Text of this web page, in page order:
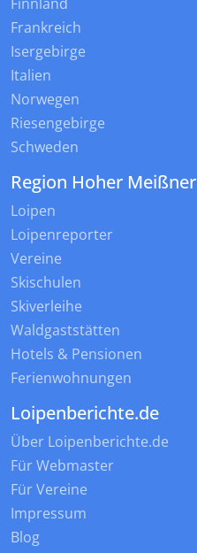
Finnland
Frankreich
Isergebirge
Italien
Norwegen
Riesengebirge
Schweden
Region Hoher Meißner
Loipen
Loipenreporter
Vereine
Skischulen
Skiverleihe
Waldgaststätten
Hotels & Pensionen
Ferienwohnungen
Loipenberichte.de
Über Loipenberichte.de
Für Webmaster
Für Vereine
Impressum
Blog